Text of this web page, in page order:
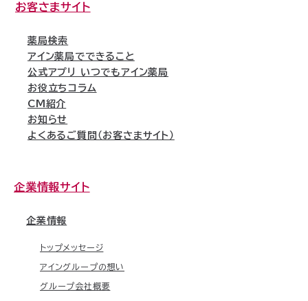
お客さまサイト
薬局検索
アイン薬局でできること
公式アプリ いつでもアイン薬局
お役立ちコラム
CM紹介
お知らせ
よくあるご質問（お客さまサイト）
企業情報サイト
企業情報
トップメッセージ
アイングループの想い
グループ会社概要